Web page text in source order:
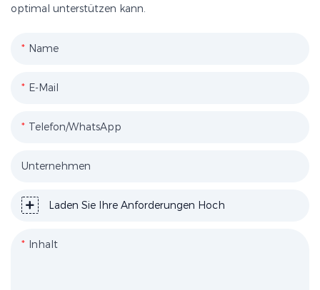
optimal unterstützen kann.
Name
E-Mail
Telefon/WhatsApp
Unternehmen
Laden Sie Ihre Anforderungen Hoch
Inhalt